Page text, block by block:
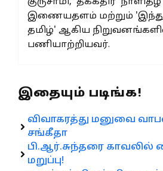
இணையதளம் மற்றும்
தமிழ்' ஆகிய
பணியாற்றியவர்.
இதையும் படிங்க!
விவாகரத்து மனுவை
சங்கீதா
பி.ஆர்.சுந்தரை காவலில்
மறுப்பு!